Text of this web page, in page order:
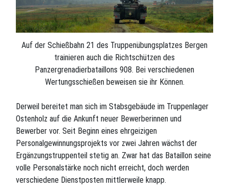
Auf der Schießbahn 21 des Truppenübungsplatzes Bergen
trainieren auch die Richtschützen des
Panzergrenadierbataillons 908. Bei verschiedenen
Wertungsschießen beweisen sie ihr Können.
Derweil bereitet man sich im Stabsgebäude im Truppenlager
Ostenholz auf die Ankunft neuer Bewerberinnen und
Bewerber vor. Seit Beginn eines ehrgeizigen
Personalgewinnungsprojekts vor zwei Jahren wächst der
Ergänzungstruppenteil stetig an. Zwar hat das Bataillon seine
volle Personalstärke noch nicht erreicht, doch werden
verschiedene Dienstposten mittlerweile knapp.